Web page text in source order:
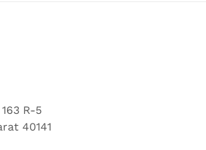
R-5
40141